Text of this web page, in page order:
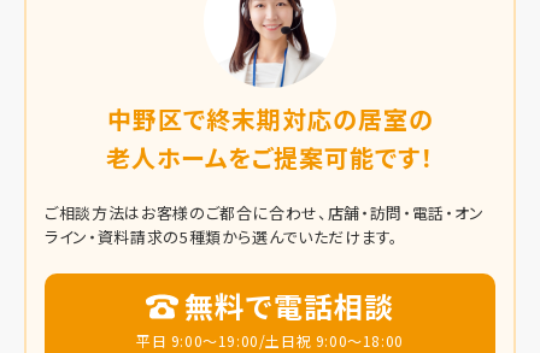
中野区で終末期対応の居室の
老人ホームをご提案可能です！
ご相談方法はお客様のご都合に合わせ、店舗・訪問・電話・オン
ライン・資料請求の5種類から選んでいただけます。
無料で電話相談
平日 9:00～19:00/土日祝 9:00～18:00